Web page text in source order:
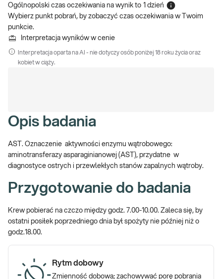
Ogólnopolski czas oczekiwania na wynik to 1 dzień
Wybierz punkt pobrań, by zobaczyć czas oczekiwania w Twoim
punkcie.
Interpretacja wyników w cenie
Interpretacja oparta na AI - nie dotyczy osób poniżej 18 roku życia oraz
kobiet w ciąży.
Opis badania
AST. Oznaczenie aktywności enzymu wątrobowego:
aminotransferazy asparaginianowej (AST), przydatne w
diagnostyce ostrych i przewlekłych stanów zapalnych wątroby.
Przygotowanie do badania
Krew pobierać na czczo między godz. 7.00-10.00. Zaleca się, by
ostatni posiłek poprzedniego dnia był spożyty nie później niż o
godz.18.00.
Rytm dobowy
Zmienność dobowa; zachowywać porę pobrania